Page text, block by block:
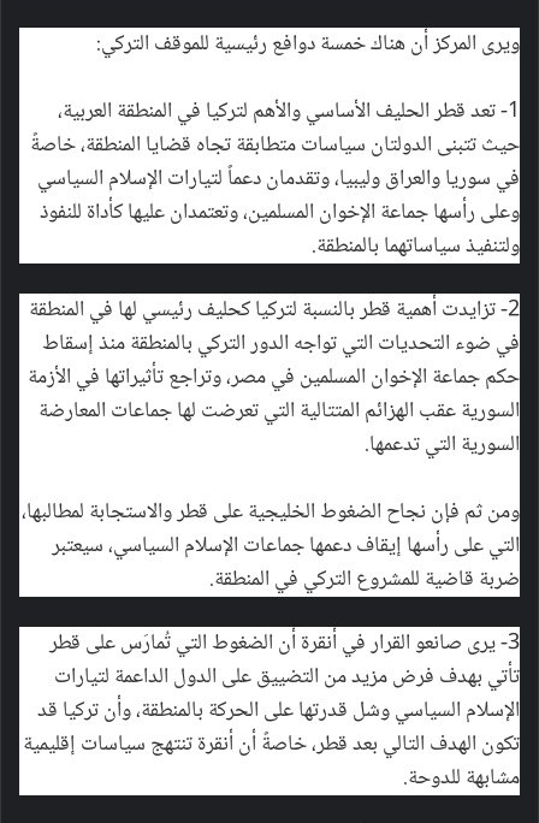
ويرى المركز أن هناك خمسة دوافع رئيسية للموقف التركي:
1- تعد قطر الحليف الأساسي والأهم لتركيا في المنطقة العربية،
حيث تتبنى الدولتان سياسات متطابقة تجاه قضايا المنطقة، خاصةً
في سوريا والعراق وليبيا، وتقدمان دعماً لتيارات الإسلام السياسي
وعلى رأسها جماعة الإخوان المسلمين، وتعتمدان عليها كأداة للنفوذ
ولتنفيذ سياساتهما بالمنطقة.
2- تزايدت أهمية قطر بالنسبة لتركيا كحليف رئيسي لها في المنطقة
في ضوء التحديات التي تواجه الدور التركي بالمنطقة منذ إسقاط
حكم جماعة الإخوان المسلمين في مصر، وتراجع تأثيراتها في الأزمة
السورية عقب الهزائم المتتالية التي تعرضت لها جماعات المعارضة
السورية التي تدعمها.
ومن ثم فإن نجاح الضغوط الخليجية على قطر والاستجابة لمطالبها،
التي على رأسها إيقاف دعمها جماعات الإسلام السياسي، سيعتبر
ضربة قاضية للمشروع التركي في المنطقة.
3- يرى صانعو القرار في أنقرة أن الضغوط التي تُمارَس على قطر
تأتي بهدف فرض مزيد من التضييق على الدول الداعمة لتيارات
الإسلام السياسي وشل قدرتها على الحركة بالمنطقة، وأن تركيا قد
تكون الهدف التالي بعد قطر، خاصةً أن أنقرة تنتهج سياسات إقليمية
مشابهة للدوحة.